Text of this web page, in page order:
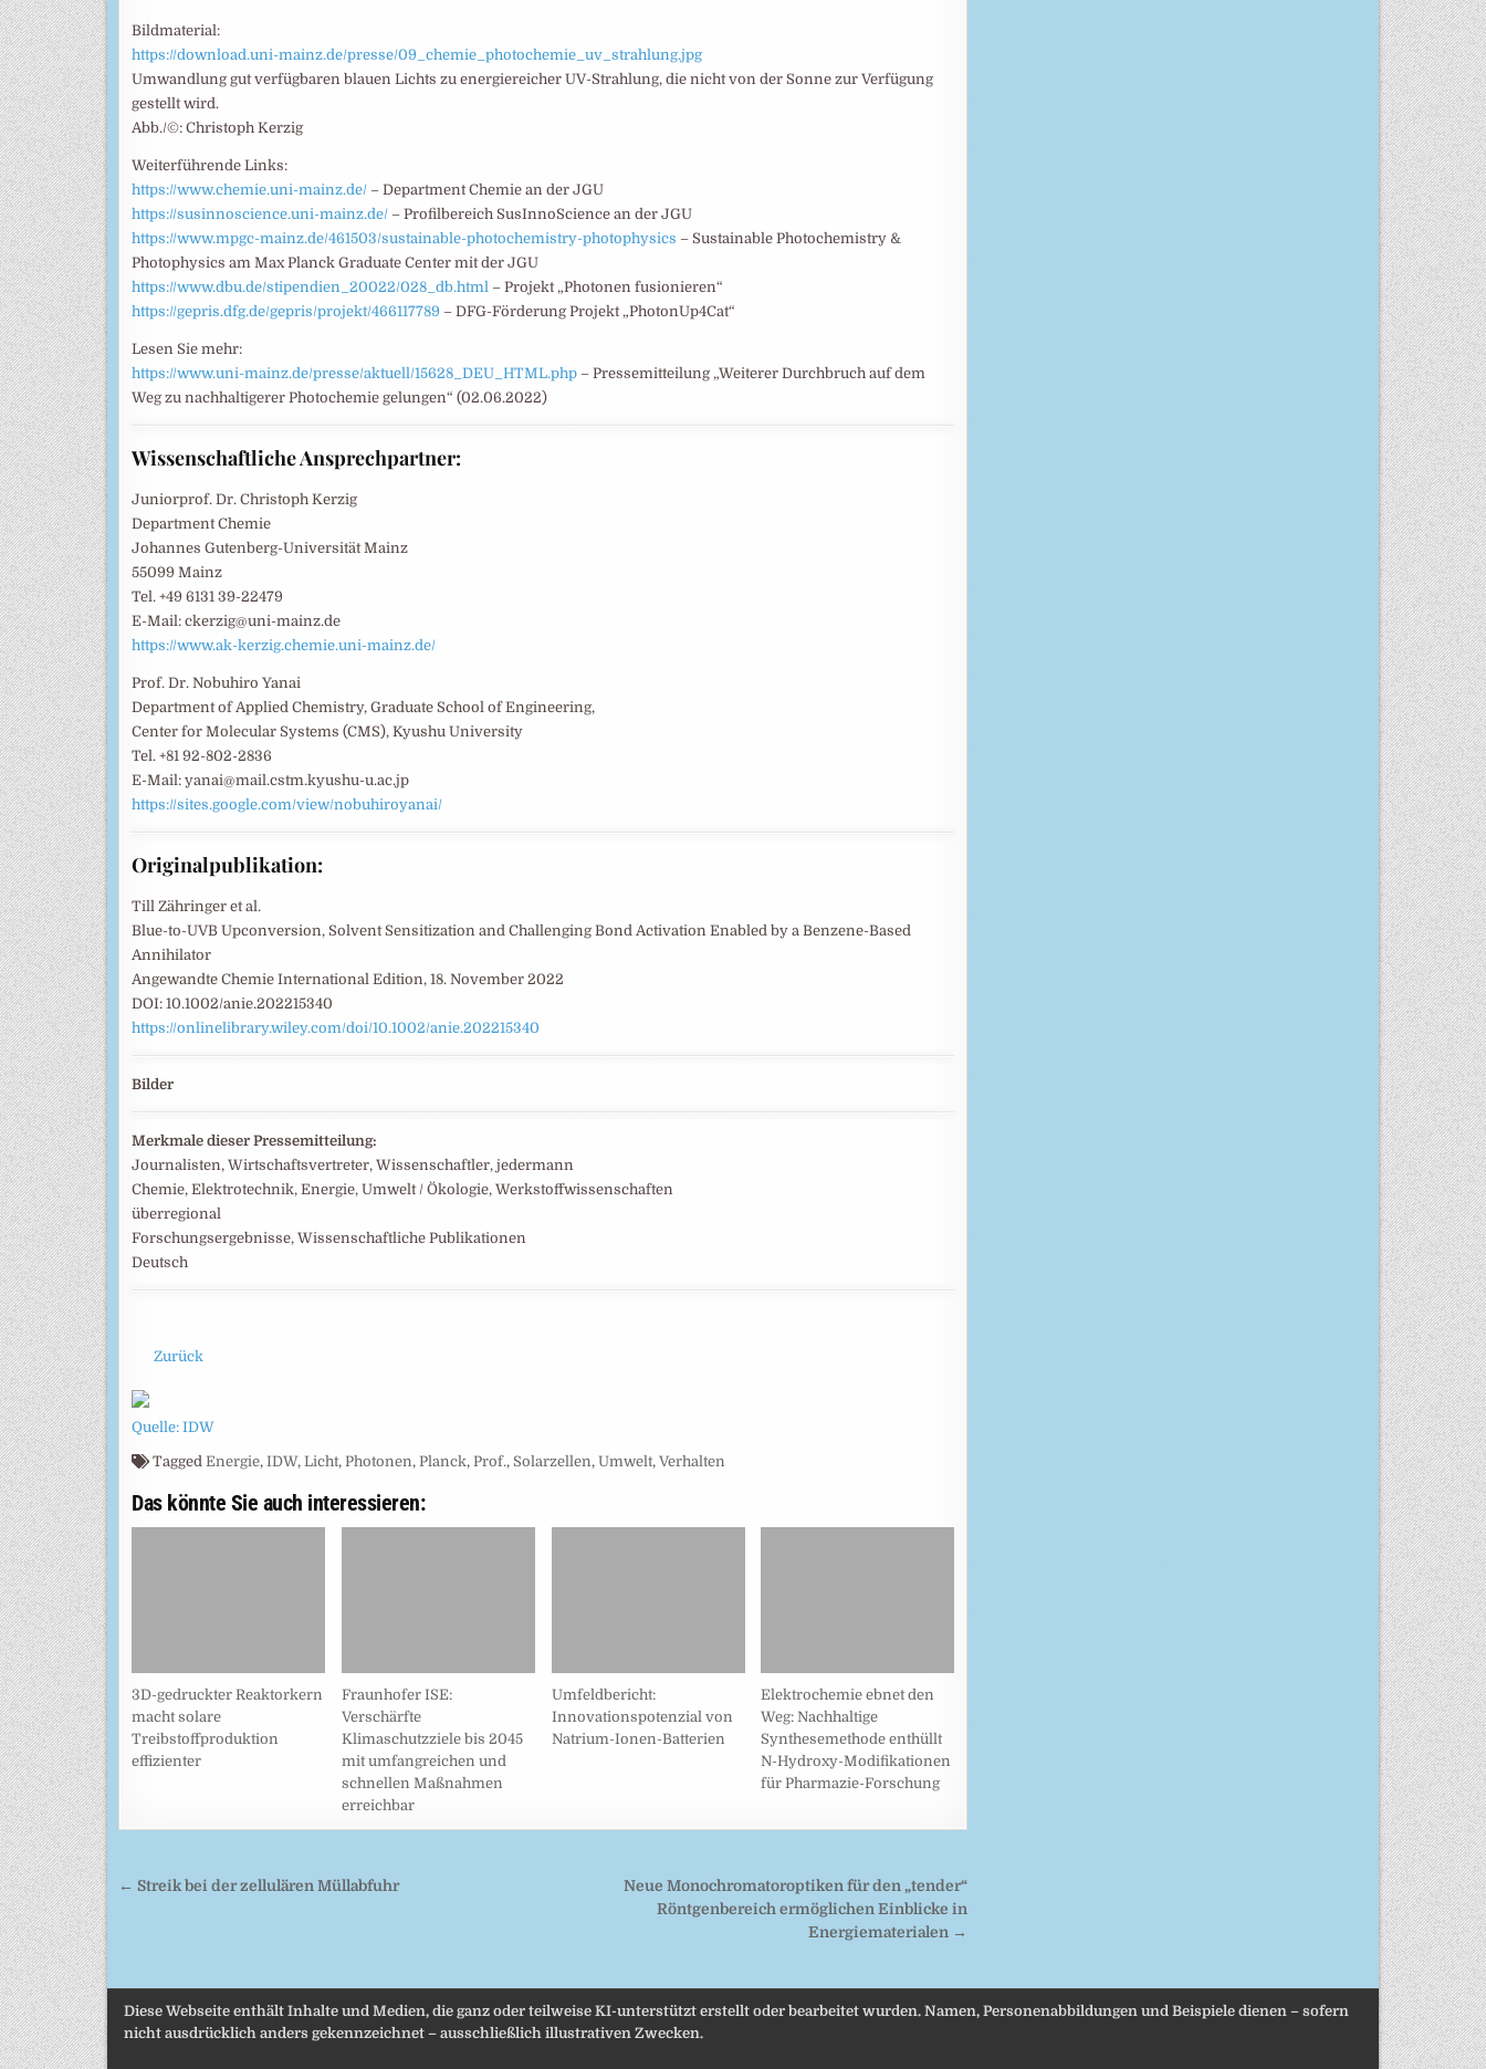
Bildmaterial:
https://download.uni-mainz.de/presse/09_chemie_photochemie_uv_strahlung.jpg
Umwandlung gut verfügbaren blauen Lichts zu energiereicher UV-Strahlung, die nicht von der Sonne zur Verfügung
gestellt wird.
Abb./©: Christoph Kerzig
Weiterführende Links:
https://www.chemie.uni-mainz.de/ – Department Chemie an der JGU
https://susinnoscience.uni-mainz.de/ – Profilbereich SusInnoScience an der JGU
https://www.mpgc-mainz.de/461503/sustainable-photochemistry-photophysics – Sustainable Photochemistry &
Photophysics am Max Planck Graduate Center mit der JGU
https://www.dbu.de/stipendien_20022/028_db.html – Projekt „Photonen fusionieren“
https://gepris.dfg.de/gepris/projekt/466117789 – DFG-Förderung Projekt „PhotonUp4Cat“
Lesen Sie mehr:
https://www.uni-mainz.de/presse/aktuell/15628_DEU_HTML.php – Pressemitteilung „Weiterer Durchbruch auf dem
Weg zu nachhaltigerer Photochemie gelungen“ (02.06.2022)
Wissenschaftliche Ansprechpartner:
Juniorprof. Dr. Christoph Kerzig
Department Chemie
Johannes Gutenberg-Universität Mainz
55099 Mainz
Tel. +49 6131 39-22479
E-Mail: ckerzig@uni-mainz.de
https://www.ak-kerzig.chemie.uni-mainz.de/
Prof. Dr. Nobuhiro Yanai
Department of Applied Chemistry, Graduate School of Engineering,
Center for Molecular Systems (CMS), Kyushu University
Tel. +81 92-802-2836
E-Mail: yanai@mail.cstm.kyushu-u.ac.jp
https://sites.google.com/view/nobuhiroyanai/
Originalpublikation:
Till Zähringer et al.
Blue-to-UVB Upconversion, Solvent Sensitization and Challenging Bond Activation Enabled by a Benzene-Based
Annihilator
Angewandte Chemie International Edition, 18. November 2022
DOI: 10.1002/anie.202215340
https://onlinelibrary.wiley.com/doi/10.1002/anie.202215340
Bilder
Merkmale dieser Pressemitteilung:
Journalisten, Wirtschaftsvertreter, Wissenschaftler, jedermann
Chemie, Elektrotechnik, Energie, Umwelt / Ökologie, Werkstoffwissenschaften
überregional
Forschungsergebnisse, Wissenschaftliche Publikationen
Deutsch
Zurück
Quelle: IDW
Tagged Energie, IDW, Licht, Photonen, Planck, Prof., Solarzellen, Umwelt, Verhalten
Das könnte Sie auch interessieren:
3D-gedruckter Reaktorkern
macht solare
Treibstoffproduktion
effizienter
Fraunhofer ISE:
Verschärfte
Klimaschutzziele bis 2045
mit umfangreichen und
schnellen Maßnahmen
erreichbar
Umfeldbericht:
Innovationspotenzial von
Natrium-Ionen-Batterien
Elektrochemie ebnet den
Weg: Nachhaltige
Synthesemethode enthüllt
N-Hydroxy-Modifikationen
für Pharmazie-Forschung
Beitragsnavigation
Neue Monochromatoroptiken für den „tender“
Röntgenbereich ermöglichen Einblicke in
Energiematerialen →
← Streik bei der zellulären Müllabfuhr
Diese Webseite enthält Inhalte und Medien, die ganz oder teilweise KI-unterstützt erstellt oder bearbeitet wurden. Namen, Personenabbildungen und Beispiele dienen – sofern
nicht ausdrücklich anders gekennzeichnet – ausschließlich illustrativen Zwecken.